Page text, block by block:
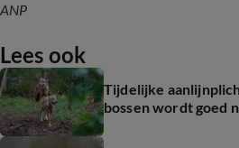
ANP
Lees ook
Tijdelijke
bossen wordt goed